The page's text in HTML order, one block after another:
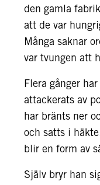
den gamla
att de var
Många saknar
var tvungen att
Flera gånger
attackerats av
har bränts ner
och satts i
blir en form av
Själv bryr han